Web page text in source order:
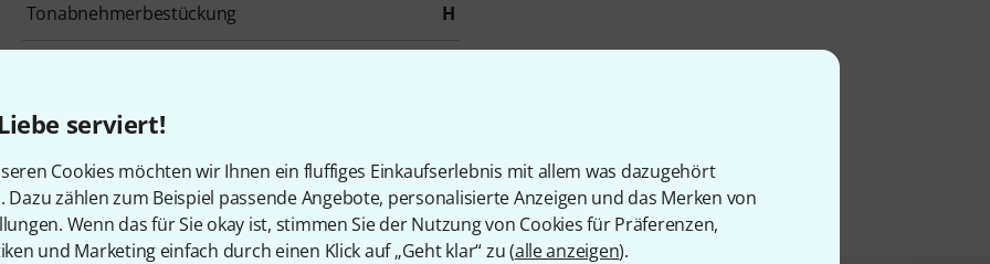
serviert!
Cookies möchten wir Ihnen ein fluffiges Einkaufserlebnis mit allem was dazugehört
Dazu zählen zum Beispiel passende Angebote, personalisierte Anzeigen und das Merken von
Wenn das für Sie okay ist, stimmen Sie der Nutzung von Cookies für Präferenzen,
und Marketing einfach durch einen Klick auf „Geht klar“ zu (alle anzeigen).
Tonabnehmerbestückung H